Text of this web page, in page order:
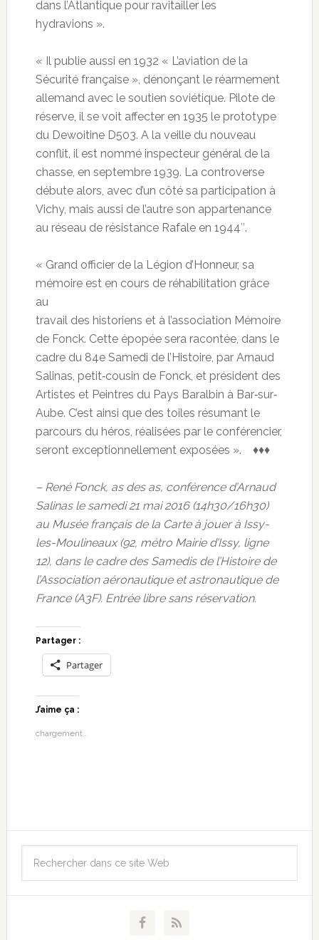
dans l’Atlantique pour ravitailler les
hydravions ».
« Il publie aussi en 1932 « L’aviation de la
Sécurité française », dénonçant le réarmement
allemand avec le soutien soviétique. Pilote de
réserve, il se voit affecter en 1935 le prototype
du Dewoitine D503. A la veille du nouveau
conflit, il est nommé inspecteur général de la
chasse, en septembre 1939. La controverse
débute alors, avec d’un côté sa participation à
Vichy, mais aussi de l’autre son appartenance
au réseau de résistance Rafale en 1944″.
« Grand officier de la Légion d’Honneur, sa
mémoire est en cours de réhabilitation grâce
au
travail des historiens et à l’association Mémoire
de Fonck. Cette épopée sera racontée, dans le
cadre du 84e Samedi de l’Histoire, par Arnaud
Salinas, petit‐cousin de Fonck, et président des
Artistes et Peintres du Pays Baralbin à Bar‐sur‐
Aube. C’est ainsi que des toiles résumant le
parcours du héros, réalisées par le conférencier,
seront exceptionnellement exposées ». ♦♦♦
– René Fonck, as des as, conférence d’Arnaud
Salinas le samedi 21 mai 2016 (14h30/16h30)
au Musée français de la Carte à jouer à Issy-
les-Moulineaux (92, métro Mairie d’Issy, ligne
12), dans le cadre des Samedis de l’Histoire de
l’Association aéronautique et astronautique de
France (A3F). Entrée libre sans réservation.
Partager :
Partager
J’aime ça :
chargement…